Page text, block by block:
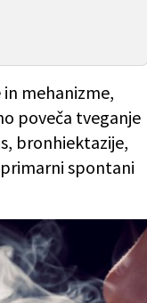
mehanizme,
poveča tveganje
bronhiektazije,
spontani